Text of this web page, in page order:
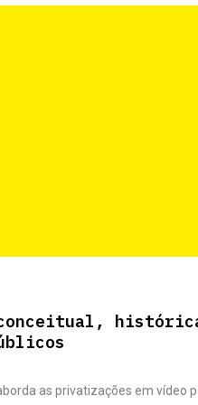
conceitual,
as privatizações em vídeo